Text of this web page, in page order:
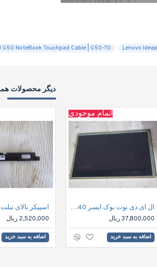
G50 NoteBook Touchpad Cable | G50-70
اتمام موجودی
ال ای دی نوت بوک ایسر 40پین | LED Notbook screen & panels 12.1" HD 40pin B121EW09 V.1
37,800,000 ریال
اضافه به سبد خرید
دیگر محصولات
2,520,000 ریال
اضافه به سبد خرید